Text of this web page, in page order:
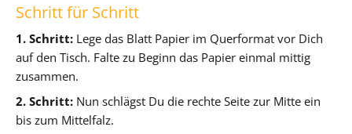
Schritt für Schritt
1. Schritt: Lege das Blatt Papier im Querformat vor Dich
auf den Tisch. Falte zu Beginn das Papier einmal mittig
zusammen.
2. Schritt: Nun schlägst Du die rechte Seite zur Mitte ein
bis zum Mittelfalz.